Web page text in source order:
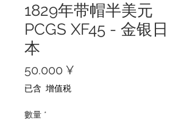
1829年带帽半美元
PCGS XF45 - 金银日
本
50.000 ¥
已含 增值税
數量 *